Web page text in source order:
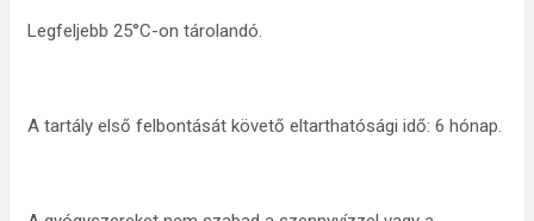
Legfeljebb 25°C-on tárolandó.
A tartály első felbontását követő eltarthatósági idő: 6 hónap.